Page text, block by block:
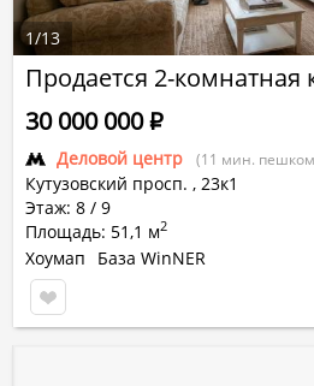
Продается 2-комнатная
Деловой центр (11 мин.
Кутузовский просп. , 23к1
Этаж: 8 / 9
Площадь: 51,1 м2
30 000 000Р
Хоумап
База WinNER
1/13